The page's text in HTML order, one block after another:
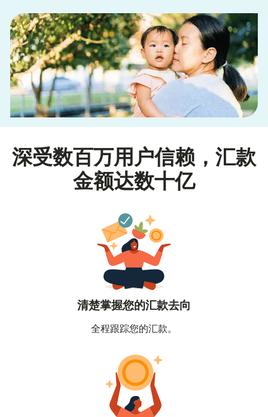
深受数百万用户信赖，汇款
金额达数十亿
清楚掌握您的汇款去向
全程跟踪您的汇款。